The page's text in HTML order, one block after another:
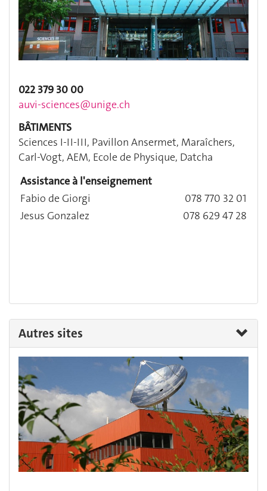
022 379 30 00
auvi-sciences@unige.ch
BÂTIMENTS
Sciences I-II-III, Pavillon Ansermet, Maraîchers,
Carl-Vogt, AEM, Ecole de Physique, Datcha
Assistance à l'enseignement
Fabio de Giorgi
078 770 32 01
Jesus Gonzalez
078 629 47 28
Autres sites